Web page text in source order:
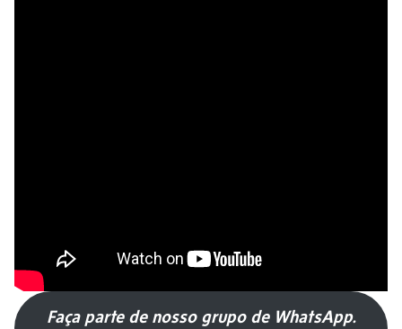
Faça parte de nosso grupo de WhatsApp.